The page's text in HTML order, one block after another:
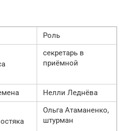
Роль
секретарь в
приёмной
Нелли Леднёва
Ольга Атаманенко,
штурман